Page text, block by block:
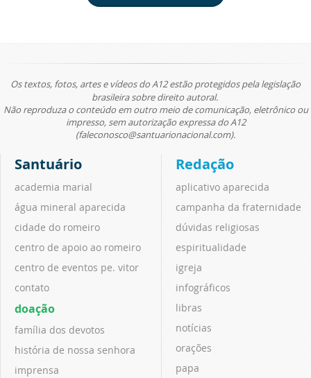
Os textos, fotos, artes e vídeos do A12 estão protegidos pela legislação
brasileira sobre direito autoral.
Não reproduza o conteúdo em outro meio de comunicação, eletrônico ou
impresso, sem autorização expressa do A12
(faleconosco@santuarionacional.com).
Santuário
academia marial
água mineral aparecida
cidade do romeiro
centro de apoio ao romeiro
centro de eventos pe. vitor
contato
doação
família dos devotos
história de nossa senhora
imprensa
Redação
aplicativo aparecida
campanha da fraternidade
dúvidas religiosas
espiritualidade
igreja
infográficos
libras
notícias
orações
papa